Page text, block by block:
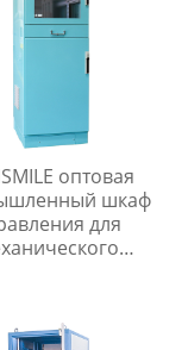
оптовая
шкаф
для
скидкой